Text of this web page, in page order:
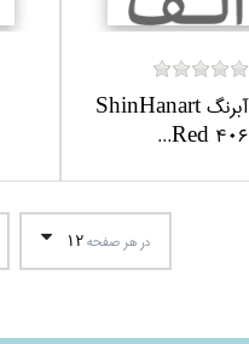
آبرنگ ShinHanart
Red 406...
در هر صفحه12